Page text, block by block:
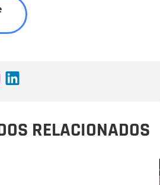
RELACIONADOS